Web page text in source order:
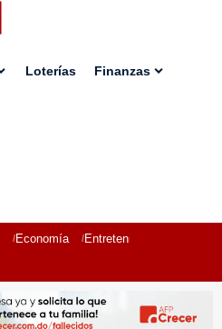
Loterías Finanzas
Economía Entretenimiento